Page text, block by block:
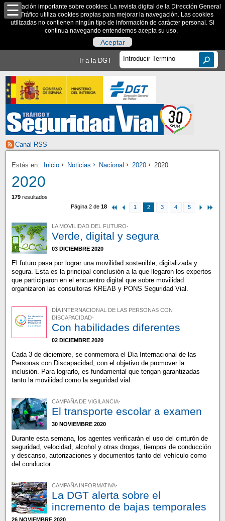
Información importante sobre cookies: La revista digital de la Dirección General
de Tráfico utiliza cookies propias para mejorar la navegación. Las cookies
utilizadas no contienen ningún tipo de información de carácter personal. Si
continua navegando entendemos acepta su uso.
Aceptar
Ir a la DGT
Canal RSS
Estás en: Inicio Noticias Nacional 2020 2020
2020
179resultados
Página 2 de18 1 2 3 4 5
LA MOVILIDAD DEL FUTURO-
Verde, digital y segura
03 DICIEMBRE 2020
El futuro pasa por lograr una movilidad sostenible, digitalizada y
segura. Esta es la principal conclusión a la que llegaron los expertos
que participaron en el encuentro digital que sobre movilidad
organizaron las consultoras KREAB y PONS Seguridad Vial.
DÍA INTERNACIONAL DE LAS PERSONAS CON
DISCAPACIDAD-
Con habilidades diferentes
02 DICIEMBRE 2020
Cada 3 de diciembre, se conmemora el Día Internacional de las
Personas con Discapacidad, con el objetivo de promover la
inclusión. Para lograrlo, es fundamental que tengan garantizadas
tanto la movilidad como la seguridad vial.
CAMPAÑA DE VIGILANCIA-
El transporte escolar a examen
30 NOVIEMBRE 2020
Durante esta semana, los agentes verificarán el uso del cinturón de
seguridad, velocidad, alcohol y otras drogas, tiempos de conducción
y descanso, autorizaciones y documentos tanto del vehículo como
del conductor.
CAMPAÑA INFORMATIVA-
La DGT alerta sobre el
incremento de bajas temporales
26 NOVIEMBRE 2020